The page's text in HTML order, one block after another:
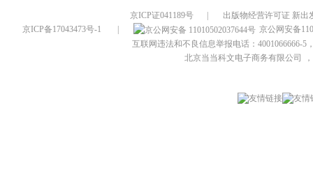
京ICP证041189号
出版物经营许可证 新出
京ICP备17043473号-1
京公网安备
互联网违法和不良信息举报电话：4001066666-5
北京当当科文电子商务有限公司